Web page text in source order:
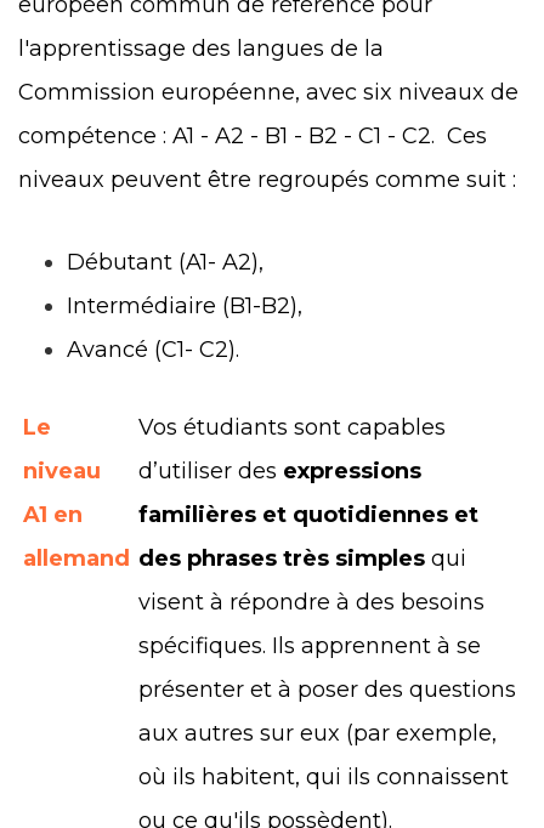
européen commun de référence pour
l'apprentissage des langues de la
Commission européenne, avec six niveaux de
compétence : A1 - A2 - B1 - B2 - C1 - C2. Ces
niveaux peuvent être regroupés comme suit :
Débutant (A1- A2),
Intermédiaire (B1-B2),
Avancé (C1- C2).
Le
niveau
A1 en
allemand
Vos étudiants sont capables
d’utiliser des expressions
familières et quotidiennes et
des phrases très simples qui
visent à répondre à des besoins
spécifiques. Ils apprennent à se
présenter et à poser des questions
aux autres sur eux (par exemple,
où ils habitent, qui ils connaissent
ou ce qu'ils possèdent).